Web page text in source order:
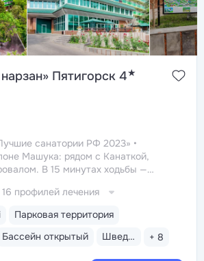
Пятигорск 4★
санатории РФ 2023»
Машука: рядом с Канаткой,
В 15 минутах ходьбы —
Эльбрус и Кавказский
самые красивые рассветы
Все в одном здании: не надо
чтобы получить лечение, посетить
Парковая территория
Бассейн открытый Шведский стол + 8
16 профилей лечения